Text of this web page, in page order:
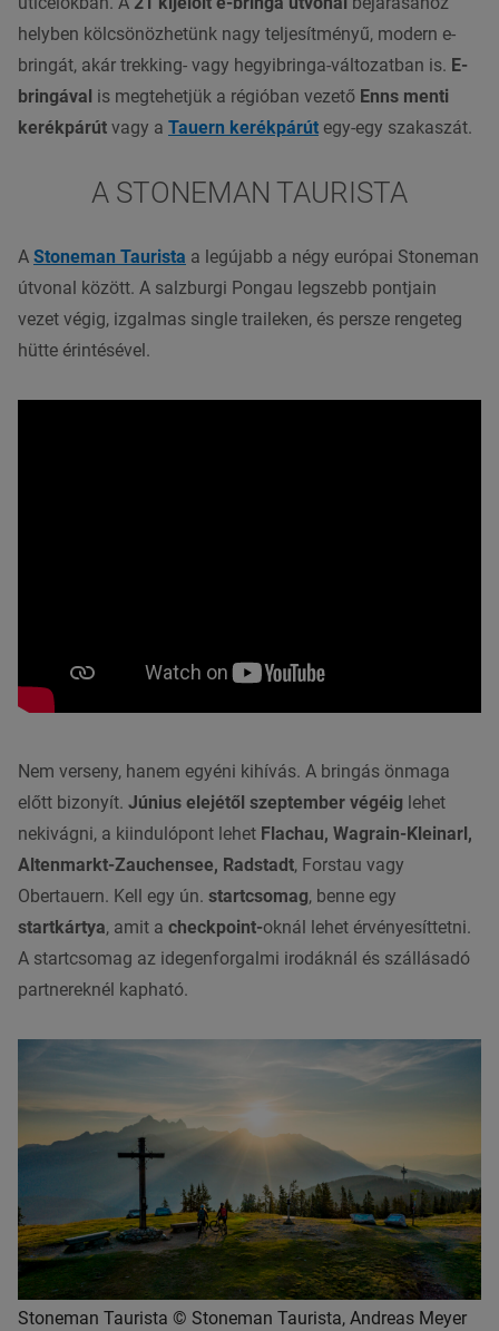
helyben kölcsönözhetünk nagy teljesítményű, modern e-
bringát, akár trekking- vagy hegyibringa-változatban is. E-
bringával is megtehetjük a régióban vezető Enns menti
kerékpárút vagy a Tauern kerékpárút egy-egy szakaszát.
A STONEMAN TAURISTA
A Stoneman Taurista a legújabb a négy európai Stoneman
útvonal között. A salzburgi Pongau legszebb pontjain
vezet végig, izgalmas single traileken, és persze rengeteg
hütte érintésével.
Nem verseny, hanem egyéni kihívás. A bringás önmaga
előtt bizonyít. Június elejétől szeptember végéig lehet
nekivágni, a kiindulópont lehet Flachau, Wagrain-Kleinarl,
Altenmarkt-Zauchensee, Radstadt, Forstau vagy
Obertauern. Kell egy ún. startcsomag, benne egy
startkártya, amit a checkpoint-oknál lehet érvényesíttetni.
A startcsomag az idegenforgalmi irodáknál és szállásadó
partnereknél kapható.
Stoneman Taurista © Stoneman Taurista, Andreas Meyer